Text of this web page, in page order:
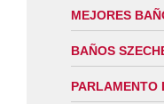
MEJORES
BAÑOS
PARLAMENTO